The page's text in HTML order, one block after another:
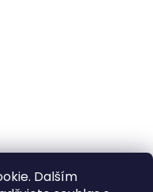
Dalším